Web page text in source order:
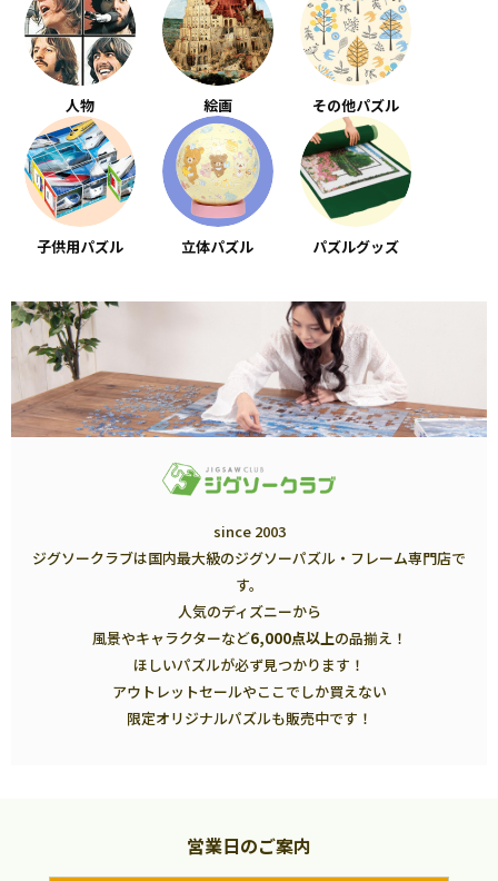
人物 絵画 その他パズル
子供用パズル 立体パズル パズルグッズ
since 2003
ジグソークラブは国内最大級のジグソーパズル・フレーム専門店で
す。
人気のディズニーから
風景やキャラクターなど6,000点以上の品揃え！
ほしいパズルが必ず見つかります！
アウトレットセールやここでしか買えない
限定オリジナルパズルも販売中です！
営業日のご案内